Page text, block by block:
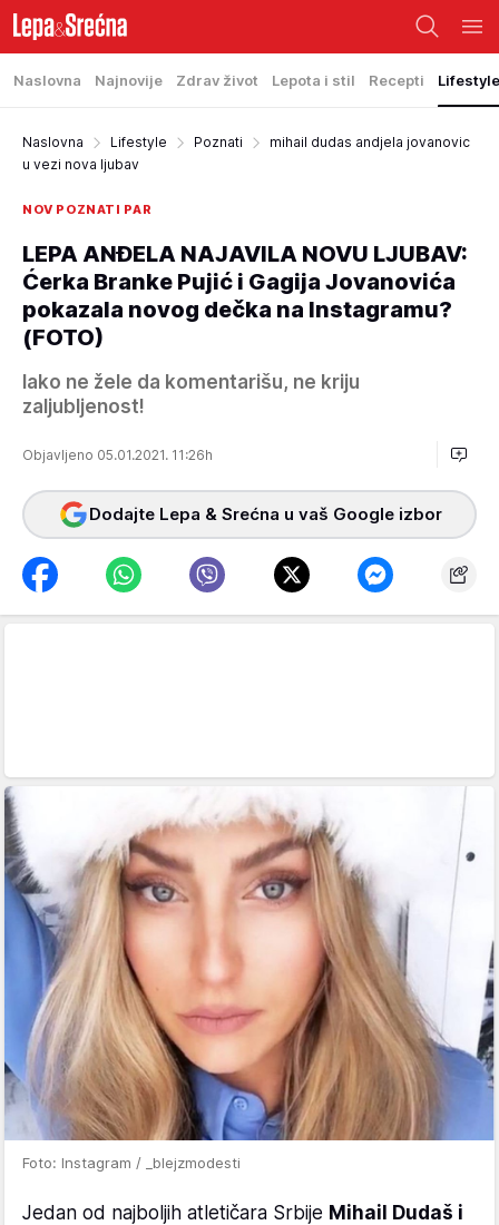
Naslovna Najnovije Zdrav život Lepota i stil Recepti Lifestyle
Naslovna Lifestyle Poznati
mihail dudas andjela jovanovic
u vezi nova ljubav
NOV POZNATI PAR
LEPA ANĐELA NAJAVILA NOVU LJUBAV:
Ćerka Branke Pujić i Gagija Jovanovića
pokazala novog dečka na Instagramu?
(FOTO)
Iako ne žele da komentarišu, ne kriju
zaljubljenost!
Objavljeno 05.01.2021. 11:26h
Dodajte Lepa & Srećna u vaš Google izbor
Foto: Instagram / _blejzmodesti
Jedan od najboljih atletičara Srbije Mihail Dudaš i